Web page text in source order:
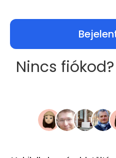
Nincs fiókod?